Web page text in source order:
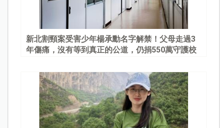
新北割頸案受害少年楊承勳名字解禁！父母走過3
年傷痛，沒有等到真正的公道，仍捐550萬守護校